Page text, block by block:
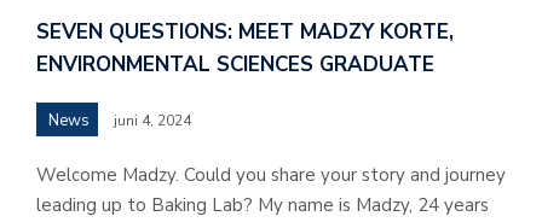
SEVEN QUESTIONS: MEET MADZY KORTE,
ENVIRONMENTAL SCIENCES GRADUATE
News juni 4, 2024
Welcome Madzy. Could you share your story and journey
leading up to Baking Lab? My name is Madzy, 24 years